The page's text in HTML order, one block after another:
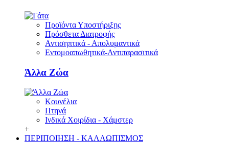
Προϊόντα Υποστήριξης
Πρόσθετα Διατροφής
Αντισηπτικά - Απολυμαντικά
Εντομοαπωθητικά-Αντιπαρασιτικά
Άλλα Ζώα
Κουνέλια
Πτηνά
Ινδικά Χοιρίδια - Χάμστερ
+
ΠΕΡΙΠΟΙΗΣΗ - ΚΑΛΛΩΠΙΣΜΟΣ